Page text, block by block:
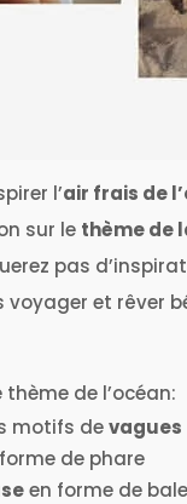
l’air frais de
sur le thème de
pas
voyager et rêver
de l’océan:
motifs devagues
de phare
en forme de